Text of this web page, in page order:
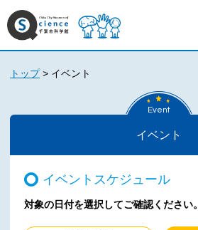
トップ> イベント
Event
イベント
イベントスケジュール
対象の日付を選択してご確認ください。